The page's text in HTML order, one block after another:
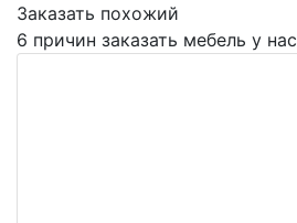
Заказать похожий
6 причин заказать мебель у нас